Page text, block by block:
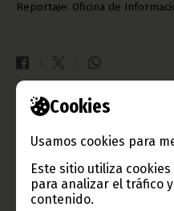
Cookies
Usamos cookies para
Este sitio utiliza
para analizar el tráfico
contenido.
Reportaje: Oficina de
Gobierno e
Información